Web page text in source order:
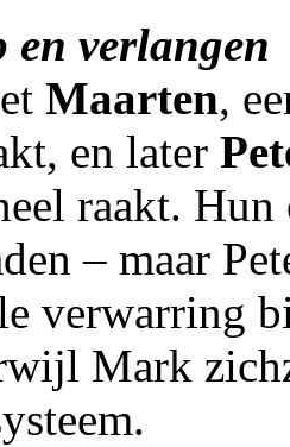
en verlangen
Maarten,
en later
raakt.
– maar
verwarring
Mark